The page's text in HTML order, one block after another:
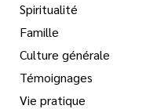
Spiritualité
Famille
Culture générale
Témoignages
Vie pratique